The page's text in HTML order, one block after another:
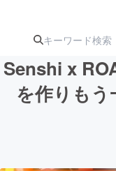
Senshi x
を作りもう